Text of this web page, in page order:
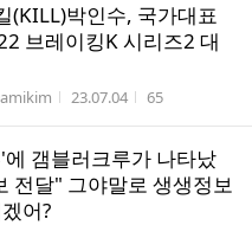
(KILL)박인수, 국가대표
브레이킹K 시리즈2 대
성자 작성시간
23.07.04 조회수
65
갬블러크루가 나타났
전달" 그야말로 생생정보
어?